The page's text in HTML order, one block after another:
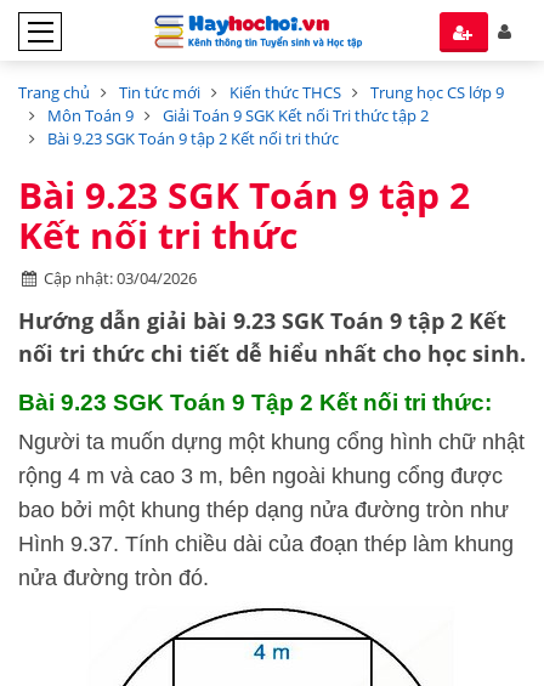
Trang chủ Tin tức mới Kiến thức THCS
Trung học CS lớp 9
Môn Toán 9
Giải Toán 9 SGK Kết nối Tri thức tập 2
Bài 9.23 SGK Toán 9 tập 2 Kết nối tri thức
Bài 9.23 SGK Toán 9 tập 2
Kết nối tri thức
Cập nhật: 03/04/2026
Hướng dẫn giải bài 9.23 SGK Toán 9 tập 2 Kết
nối tri thức chi tiết dễ hiểu nhất cho học sinh.
Bài 9.23 SGK Toán 9 Tập 2 Kết nối tri thức:
Người ta muốn dựng một khung cổng hình chữ nhật
rộng 4 m và cao 3 m, bên ngoài khung cổng được
bao bởi một khung thép dạng nửa đường tròn như
Hình 9.37. Tính chiều dài của đoạn thép làm khung
nửa đường tròn đó.